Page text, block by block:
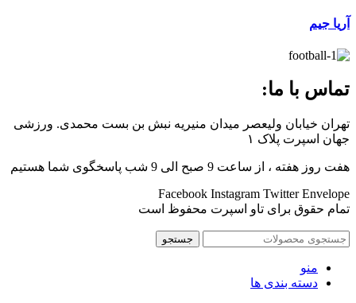
آریا جیم
تماس با ما:
تهران خیابان ولیعصر میدان منیریه نبش بن بست محمدی. ورزشی
جهان اسپرت پلاک ۱
هفت روز هفته ، از ساعت 9 صبح الی 9 شب پاسخگوی شما هستیم
Facebook Instagram Twitter Envelope
تمام حقوق برای تاو اسپرت محفوظ است
جستجو
منو
دسته بندی ها